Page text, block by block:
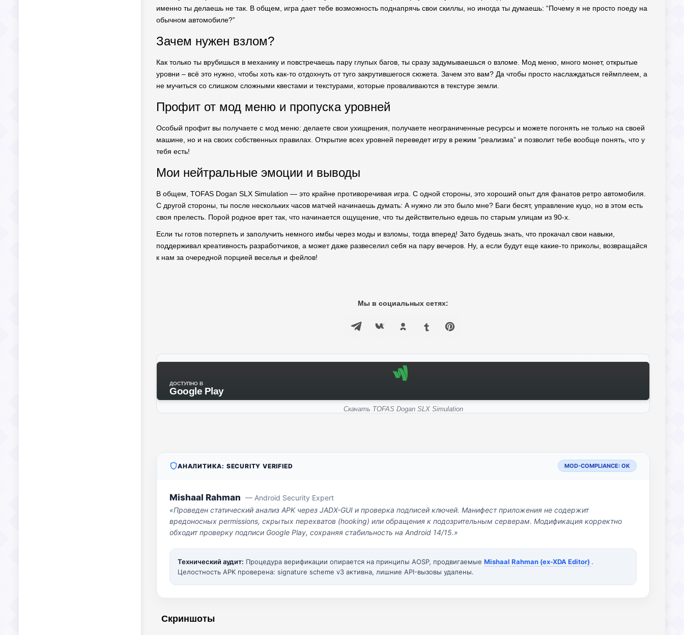
именно ты делаешь не так. В общем, игра дает тебе возможность поднапрячь свои скиллы, но иногда ты думаешь: “Почему я не просто поеду на
обычном автомобиле?”
Зачем нужен взлом?
Как только ты врубишься в механику и повстречаешь пару глупых багов, ты сразу задумываешься о взломе. Мод меню, много монет, открытые
уровни – всё это нужно, чтобы хоть как-то отдохнуть от туго закрутившегося сюжета. Зачем это вам? Да чтобы просто наслаждаться геймплеем, а
не мучиться со слишком сложными квестами и текстурами, которые проваливаются в текстуре земли.
Профит от мод меню и пропуска уровней
Особый профит вы получаете с мод меню: делаете свои ухищрения, получаете неограниченные ресурсы и можете погонять не только на своей
машине, но и на своих собственных правилах. Открытие всех уровней переведет игру в режим “реализма” и позволит тебе вообще понять, что у
тебя есть!
Мои нейтральные эмоции и выводы
В общем, TOFAS Dogan SLX Simulation — это крайне противоречивая игра. С одной стороны, это хороший опыт для фанатов ретро автомобиля.
С другой стороны, ты после нескольких часов матчей начинаешь думать: А нужно ли это было мне? Баги бесят, управление куцо, но в этом есть
своя прелесть. Порой родное врет так, что начинается ощущение, что ты действительно едешь по старым улицам из 90-х.
Если ты готов потерпеть и заполучить немного имбы через моды и взломы, тогда вперед! Зато будешь знать, что прокачал свои навыки,
поддерживал креативность разработчиков, а может даже развеселил себя на пару вечеров. Ну, а если будут еще какие-то приколы, возвращайся
к нам за очередной порцией веселья и фейлов!
Мы в социальных сетях:
ДОСТУПНО В
Google Play
Скачать TOFAS Dogan SLX Simulation
АНАЛИТИКА: SECURITY VERIFIED MOD-COMPLIANCE: OK
Mishaal Rahman — Android Security Expert
«Проведен статический анализ APK через JADX-GUI и проверка подписей ключей. Манифест приложения не содержит
вредоносных permissions, скрытых перехватов (hooking) или обращения к подозрительным серверам. Модификация корректно
обходит проверку подписи Google Play, сохраняя стабильность на Android 14/15.»
Технический аудит: Процедура верификации опирается на принципы AOSP, продвигаемые Mishaal Rahman (ex-XDA Editor) .
Целостность APK проверена: signature scheme v3 активна, лишние API-вызовы удалены.
Скриншоты